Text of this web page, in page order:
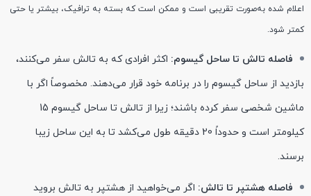
اعلام شده به‌صورت تقریبی است و ممکن است که بسته به ترافیک، بیشتر یا حتی
کمتر شود.
فاصله تالش تا ساحل گیسوم: اکثر افرادی که به تالش سفر می‌کنند،
بازدید از ساحل گیسوم را در برنامه خود قرار می‌دهند. مخصوصاً اگر با
ماشین شخصی سفر کرده باشند؛ زیرا از تالش تا ساحل گیسوم 15
کیلومتر است و حدوداً 20 دقیقه طول می‌کشد تا به این ساحل زیبا
برسند.
فاصله هشتپر تا تالش: اگر می‌خواهید از هشتپر به تالش بروید